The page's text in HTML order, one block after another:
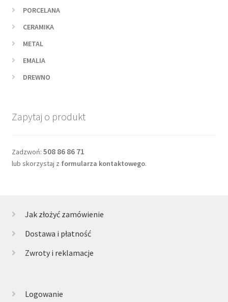
PORCELANA
CERAMIKA
METAL
EMALIA
DREWNO
Zapytaj o produkt
Zadzwoń: 508 86 86 71
lub skorzystaj z formularza kontaktowego.
Jak złożyć zamówienie
Dostawa i płatność
Zwroty i reklamacje
Logowanie